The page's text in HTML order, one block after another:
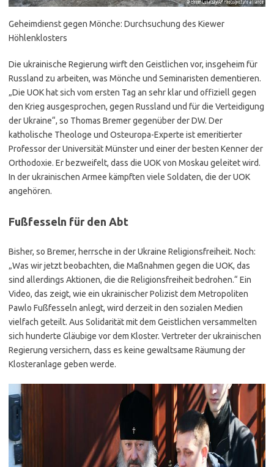
Geheimdienst gegen Mönche: Durchsuchung des Kiewer
Höhlenklosters
Die ukrainische Regierung wirft den Geistlichen vor, insgeheim für
Russland zu arbeiten, was Mönche und Seminaristen dementieren.
„Die UOK hat sich vom ersten Tag an sehr klar und offiziell gegen
den Krieg ausgesprochen, gegen Russland und für die Verteidigung
der Ukraine“, so Thomas Bremer gegenüber der DW. Der
katholische Theologe und Osteuropa-Experte ist emeritierter
Professor der Universität Münster und einer der besten Kenner der
Orthodoxie. Er bezweifelt, dass die UOK von Moskau geleitet wird.
In der ukrainischen Armee kämpften viele Soldaten, die der UOK
angehören.
Fußfesseln für den Abt
Bisher, so Bremer, herrsche in der Ukraine Religionsfreiheit. Noch:
„Was wir jetzt beobachten, die Maßnahmen gegen die UOK, das
sind allerdings Aktionen, die die Religionsfreiheit bedrohen.“ Ein
Video, das zeigt, wie ein ukrainischer Polizist dem Metropoliten
Pawlo Fußfesseln anlegt, wird derzeit in den sozialen Medien
vielfach geteilt. Aus Solidarität mit dem Geistlichen versammelten
sich hunderte Gläubige vor dem Kloster. Vertreter der ukrainischen
Regierung versichern, dass es keine gewaltsame Räumung der
Klosteranlage geben werde.